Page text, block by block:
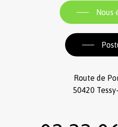
Nous
Route de
50420